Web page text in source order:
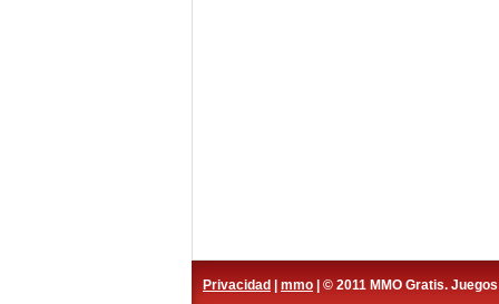
Privacidad mmo | © 2011 MMO Gratis.